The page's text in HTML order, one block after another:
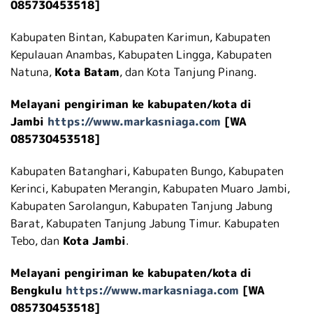
085730453518]
Kabupaten Bintan, Kabupaten Karimun, Kabupaten
Kepulauan Anambas, Kabupaten Lingga, Kabupaten
Natuna, Kota Batam, dan Kota Tanjung Pinang.
Melayani pengiriman ke kabupaten/kota di
Jambi https://www.markasniaga.com [WA
085730453518]
Kabupaten Batanghari, Kabupaten Bungo, Kabupaten
Kerinci, Kabupaten Merangin, Kabupaten Muaro Jambi,
Kabupaten Sarolangun, Kabupaten Tanjung Jabung
Barat, Kabupaten Tanjung Jabung Timur. Kabupaten
Tebo, dan Kota Jambi.
Melayani pengiriman ke kabupaten/kota di
Bengkulu https://www.markasniaga.com [WA
085730453518]